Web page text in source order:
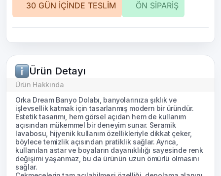
30 GÜN İÇİNDE TESLİM ÖN SİPARİŞ
Ürün Detayı
Ürün Hakkında
Orka Dream Banyo Dolabı, banyolarınıza şıklık ve
işlevsellik katmak için tasarlanmış modern bir üründür.
Estetik tasarımı, hem görsel açıdan hem de kullanım
açısından mükemmel bir deneyim sunar. Seramik
lavabosu, hijyenik kullanım özellikleriyle dikkat çeker,
böylece temizlik açısından pratiklik sağlar. Ayrıca,
kullanılan astar ve boyaların dayanıklılığı sayesinde renk
değişimi yaşanmaz, bu da ürünün uzun ömürlü olmasını
sağlar.